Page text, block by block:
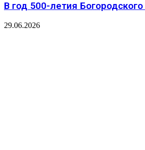
В год 500-летия
29.06.2026